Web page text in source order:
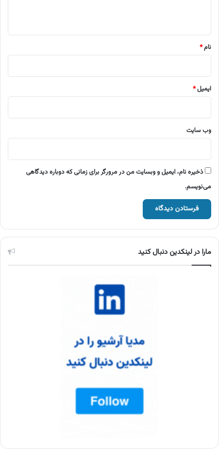
نام*
ایمیل*
وب‌ سایت
ذخیره نام، ایمیل و وبسایت من در مرورگر برای زمانی که دوباره دیدگاهی
می‌نویسم.
مارا در لینکدین دنبال کنید